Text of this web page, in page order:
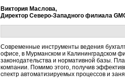
Виктория Маслова,
Директор Северо-Западного филиала
Современные инструменты ведения
офисе, в Мурманском и Калининградском
законодательства и нормативной базы.
компании. Помимо этого, получив
спектр автоматизируемых процессов и